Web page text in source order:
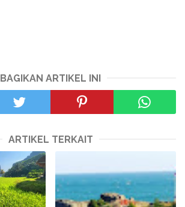
BAGIKAN ARTIKEL INI
ARTIKEL TERKAIT